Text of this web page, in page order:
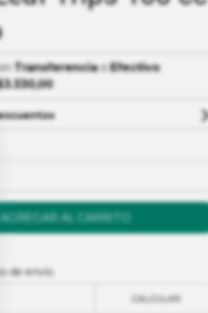
TransferenciaoEfectivo
AGREGAR AL CARRITO
de envío
CALCULAR